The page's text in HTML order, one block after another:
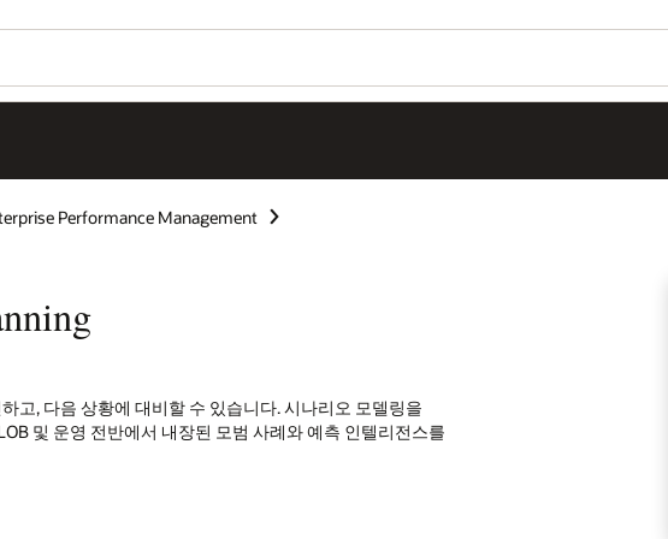
Performance Management
고, 다음 상황에 대비할 수 있습니다. 시나리오 모델링을
및 운영 전반에서 내장된 모범 사례와 예측 인텔리전스를